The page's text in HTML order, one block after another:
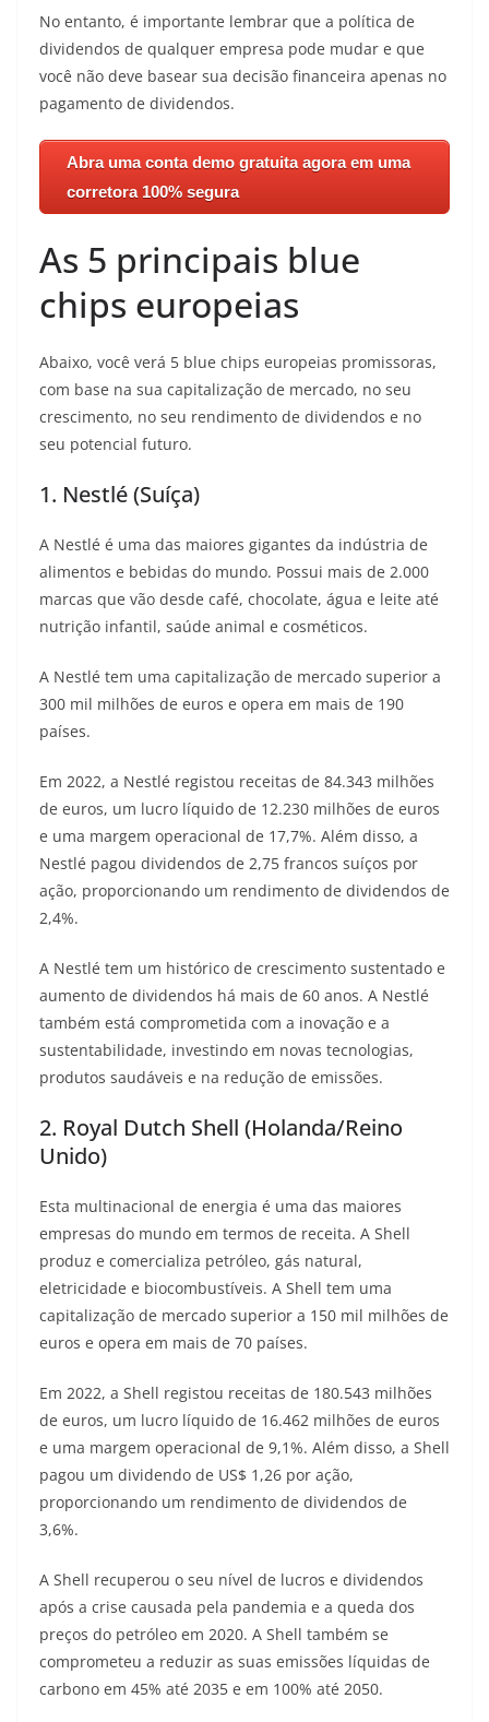
No entanto, é importante lembrar que a política de
dividendos de qualquer empresa pode mudar e que
você não deve basear sua decisão financeira apenas no
pagamento de dividendos.
Abra uma conta demo gratuita agora em uma
corretora 100% segura
As 5 principais blue
chips europeias
Abaixo, você verá 5 blue chips europeias promissoras,
com base na sua capitalização de mercado, no seu
crescimento, no seu rendimento de dividendos e no
seu potencial futuro.
1. Nestlé (Suíça)
A Nestlé é uma das maiores gigantes da indústria de
alimentos e bebidas do mundo. Possui mais de 2.000
marcas que vão desde café, chocolate, água e leite até
nutrição infantil, saúde animal e cosméticos.
A Nestlé tem uma capitalização de mercado superior a
300 mil milhões de euros e opera em mais de 190
países.
Em 2022, a Nestlé registou receitas de 84.343 milhões
de euros, um lucro líquido de 12.230 milhões de euros
e uma margem operacional de 17,7%. Além disso, a
Nestlé pagou dividendos de 2,75 francos suíços por
ação, proporcionando um rendimento de dividendos de
2,4%.
A Nestlé tem um histórico de crescimento sustentado e
aumento de dividendos há mais de 60 anos. A Nestlé
também está comprometida com a inovação e a
sustentabilidade, investindo em novas tecnologias,
produtos saudáveis e na redução de emissões.
2. Royal Dutch Shell (Holanda/Reino
Unido)
Esta multinacional de energia é uma das maiores
empresas do mundo em termos de receita. A Shell
produz e comercializa petróleo, gás natural,
eletricidade e biocombustíveis. A Shell tem uma
capitalização de mercado superior a 150 mil milhões de
euros e opera em mais de 70 países.
Em 2022, a Shell registou receitas de 180.543 milhões
de euros, um lucro líquido de 16.462 milhões de euros
e uma margem operacional de 9,1%. Além disso, a Shell
pagou um dividendo de US$ 1,26 por ação,
proporcionando um rendimento de dividendos de
3,6%.
A Shell recuperou o seu nível de lucros e dividendos
após a crise causada pela pandemia e a queda dos
preços do petróleo em 2020. A Shell também se
comprometeu a reduzir as suas emissões líquidas de
carbono em 45% até 2035 e em 100% até 2050.